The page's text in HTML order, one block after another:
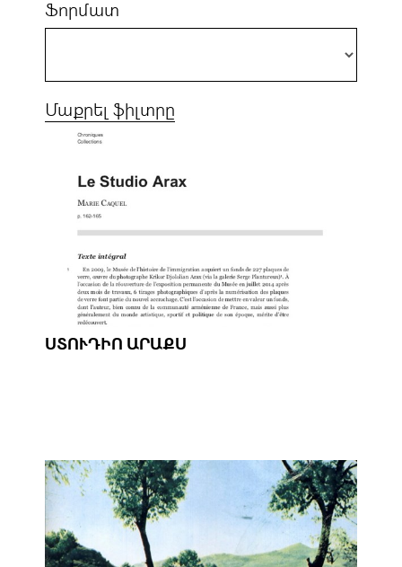
Ֆորմատ
Մաքրել ֆիլտրը
ՍՏՈՒԴԻՈ ԱՐԱՔՍ